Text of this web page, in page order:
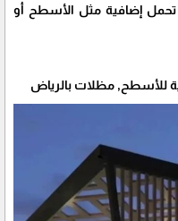
إضافية مثل الأسطح أو
للأسطح, مظلات بالرياض